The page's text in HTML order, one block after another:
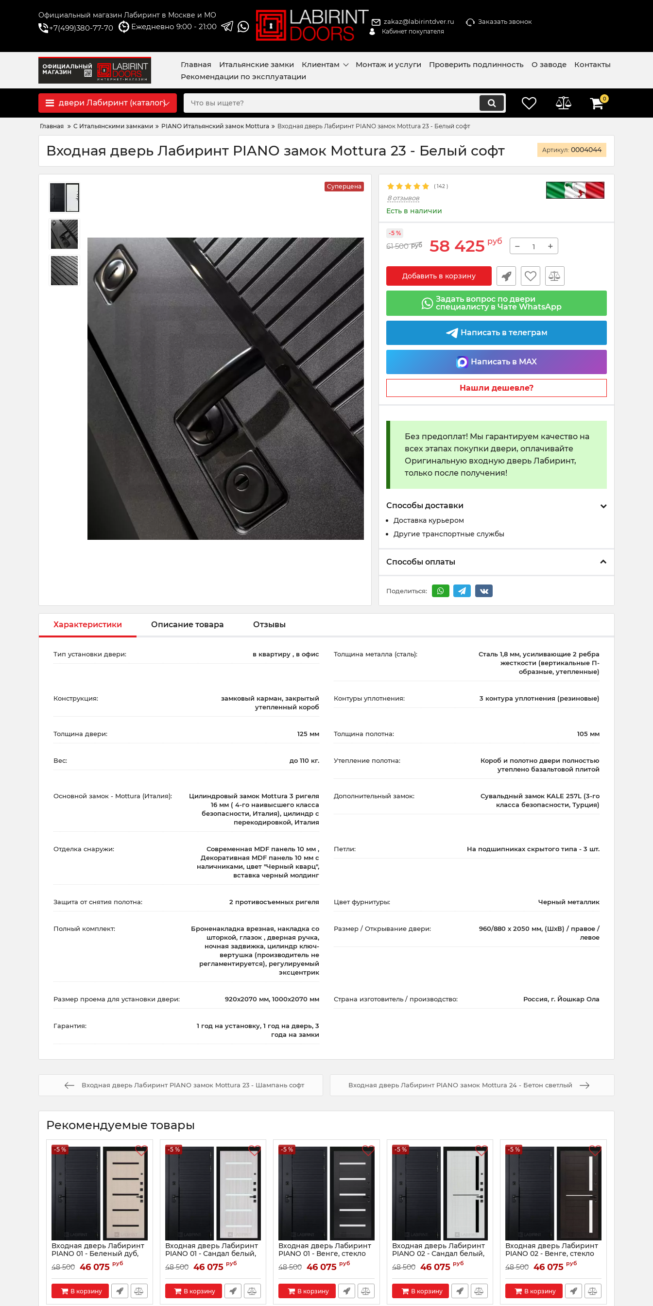
Официальный магазин Лабиринт в Москве и МО
+7(499)380-77-70 Ежедневно 9:00 - 21:00
zakaz@labirintdver.ru Заказать звонок
Кабинет покупателя
Главная Итальянские замки Клиентам Монтаж и услуги Проверить подлинность О заводе
Контакты
Рекомендации по эксплуатации
двери Лабиринт (каталог) 0
Главная С Итальянскими замками PIANO Итальянский замок Mottura Входная дверь Лабиринт PIANO замок Mottura 23 - Белый софт
Входная дверь Лабиринт PIANO замок Mottura 23 - Белый софт Артикул: 0004044
Суперцена ( 142 )
8 отзывов
Есть в наличии
61 500 руб 58 425 руб
-5 %
− +
Добавить в корзину
Задать вопрос по двери
специалисту в Чате WhatsApp
Написать в телеграм
Написать в MAX
Нашли дешевле?
Без предоплат! Мы гарантируем качество на
всех этапах покупки двери, оплачивайте
Оригинальную входную дверь Лабиринт,
только после получения!
Способы доставки
Доставка курьером
Другие транспортные службы
Способы оплаты
Поделиться:
Характеристики Описание товара Отзывы
Тип установки двери: в квартиру , в офис Толщина металла (сталь):
Сталь 1,8 мм, усиливающие 2 ребра
жесткости (вертикальные П-
образные, утепленные)
Конструкция:
замковый карман, закрытый
утепленный короб
Контуры уплотнения: 3 контура уплотнения (резиновые)
Толщина двери: 125 мм Толщина полотна: 105 мм
Вес: до 110 кг. Утепление полотна:
Короб и полотно двери полностью
утеплено базальтовой плитой
Основной замок - Mottura (Италия):
Цилиндровый замок Mottura 3 ригеля
16 мм ( 4-го наивысшего класса
безопасности, Италия), цилиндр с
перекодировкой, Италия
Дополнительный замок:
Сувальдный замок KALE 257L (3-го
класса безопасности, Турция)
Отделка снаружи:
Современная MDF панель 10 мм ,
Декоративная MDF панель 10 мм с
наличниками, цвет "Черный кварц",
вставка черный молдинг
Петли: На подшипниках скрытого типа - 3 шт.
Защита от снятия полотна: 2 противосъемных ригеля Цвет фурнитуры: Черный металлик
Полный комплект:
Броненакладка врезная, накладка со
шторкой, глазок , дверная ручка,
ночная задвижка, цилиндр ключ-
вертушка (производитель не
регламентируется), регулируемый
эксцентрик
Размер / Открывание двери:
960/880 х 2050 мм, (ШхВ) / правое /
левое
Размер проема для установки двери: 920х2070 мм, 1000х2070 мм Страна изготовитель / производство: Россия, г. Йошкар Ола
Гарантия:
1 год на установку, 1 год на дверь, 3
года на замки
Входная дверь Лабиринт PIANO замок Mottura 23 - Шампань софт Входная дверь Лабиринт PIANO замок Mottura 24 - Бетон светлый
Рекомендуемые товары
-5 %
Входная дверь Лабиринт
PIANO 01 - Беленый дуб,
Артикул: 0001501
48 500 46 075 руб
В корзину
-5 %
Входная дверь Лабиринт
PIANO 01 - Сандал белый,
Артикул: 0001502
48 500 46 075 руб
В корзину
-5 %
Входная дверь Лабиринт
PIANO 01 - Венге, стекло
Артикул: 0001503
48 500 46 075 руб
В корзину
-5 %
Входная дверь Лабиринт
PIANO 02 - Сандал белый,
Артикул: 0001504
48 500 46 075 руб
В корзину
-5 %
Входная дверь Лабиринт
PIANO 02 - Венге, стекло
Артикул: 0001505
48 500 46 075 руб
В корзину